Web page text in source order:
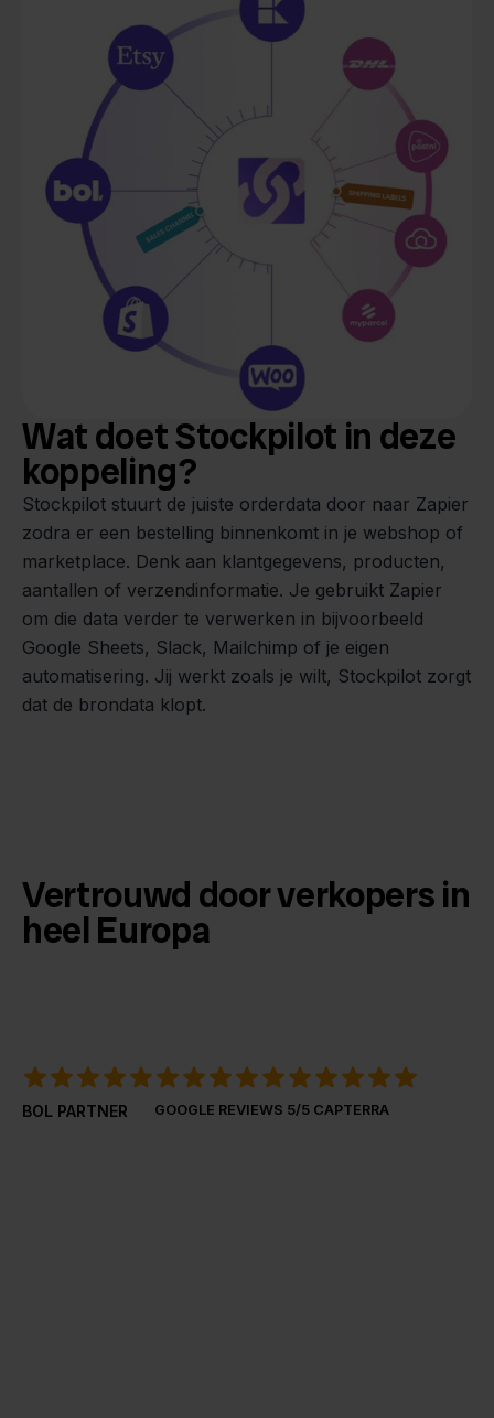
Wat doet Stockpilot in deze
koppeling?
Stockpilot stuurt de juiste orderdata door naar Zapier
zodra er een bestelling binnenkomt in je webshop of
marketplace. Denk aan klantgegevens, producten,
aantallen of verzendinformatie. Je gebruikt Zapier
om die data verder te verwerken in bijvoorbeeld
Google Sheets, Slack, Mailchimp of je eigen
automatisering. Jij werkt zoals je wilt, Stockpilot zorgt
dat de brondata klopt.
Vertrouwd door verkopers in
heel Europa
BOL PARTNER GOOGLE REVIEWS 5/5 CAPTERRA